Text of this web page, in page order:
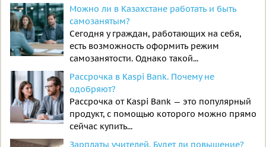
Можно ли в Казахстане работать и быть
самозанятым?
Сегодня у граждан, работающих на себя,
есть возможность оформить режим
самозанятости. Однако такой...
Рассрочка в Kaspi Bank. Почему не
одобряют?
Рассрочка от Kaspi Bank — это популярный
продукт, с помощью которого можно прямо
сейчас купить...
Зарплаты учителей. Будет ли повышение?